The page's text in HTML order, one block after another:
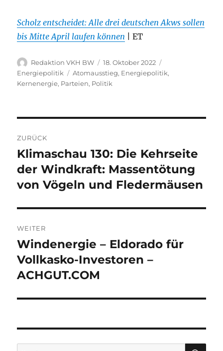
Scholz entscheidet: Alle drei deutschen Akws sollen
bis Mitte April laufen können | ET
Autor
Redaktion VKH BW
Veröffentlicht
am
18. Oktober 2022
Energiepolitik
Schlagwörter
Atomausstieg, Energiepolitik,
Kernenergie, Parteien, Politik
ZURÜCK
Vorheriger
Beitrag:
Klimaschau 130: Die Kehrseite
der Windkraft: Massentötung
von Vögeln und Fledermäusen
WEITER
Nächster
Beitrag:
Windenergie – Eldorado für
Vollkasko-Investoren –
ACHGUT.COM